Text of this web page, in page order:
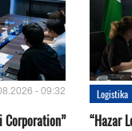
- 09:32
Corporation”
Logistika
“Hazar